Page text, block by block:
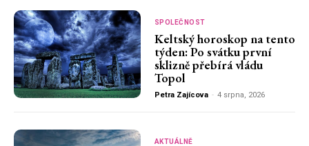
SPOLEČNOST
Keltský horoskop na tento
týden: Po svátku první
sklizně přebírá vládu
Topol
Petra Zajícova - 4 srpna, 2026
AKTUÁLNĚ